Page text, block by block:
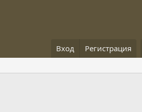
Вход Регистрация